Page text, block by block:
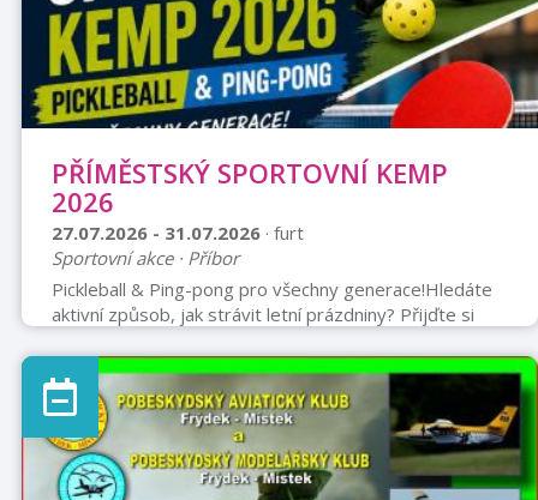
PŘÍMĚSTSKÝ SPORTOVNÍ KEMP
2026
27.07.2026 - 31.07.2026 · furt
Sportovní akce · Příbor
Pickleball & Ping-pong pro všechny generace!Hledáte
aktivní způsob, jak strávit letní prázdniny? Přijďte si
přátele, a hlavně si užít spoustu zábavy!Termín: 27. 7. –
31. 7. 2026Místo: Sportovní hala Dolní BřežanyZačátek
každý den od 10h.Kemp je určen pro všechny věkové
kategorie.Nezáleží na věku ani zkušenostech! Ať jste
úplný začátečník, nebo zkušený hráč, čeká vás pestrý
program zaměřený na pickleball. a stolní tenis (ping-